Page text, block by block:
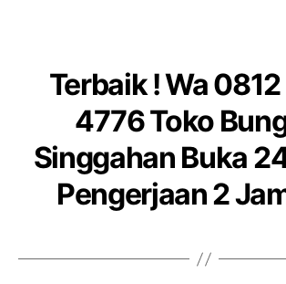
Terbaik ! Wa
4776 Toko
Singgahan Buka
Pengerjaan 2